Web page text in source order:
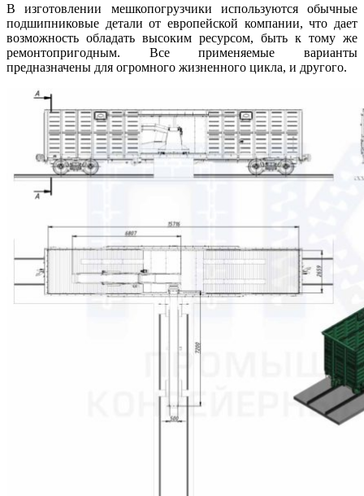
В изготовлении мешкопогрузчики используются обычные
подшипниковые детали от европейской компании, что дает
возможность обладать высоким ресурсом, быть к тому же
ремонтопригодным. Все применяемые варианты
предназначены для огромного жизненного цикла, и другого.